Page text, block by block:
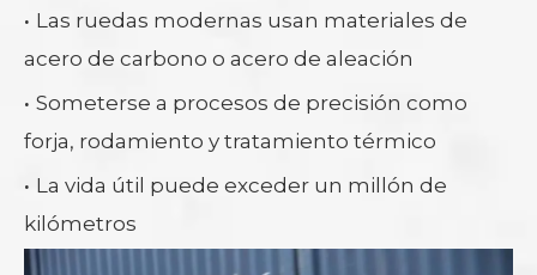
· Las ruedas modernas usan materiales de
acero de carbono o acero de aleación
· Someterse a procesos de precisión como
forja, rodamiento y tratamiento térmico
· La vida útil puede exceder un millón de
kilómetros